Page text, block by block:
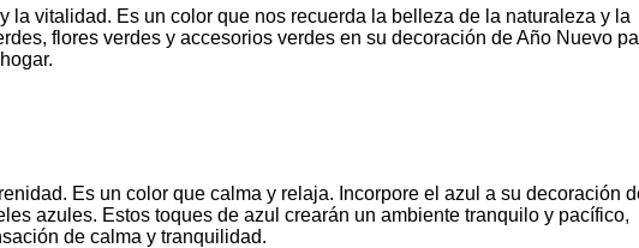
la vitalidad. Es un color que nos recuerda la belleza de la naturaleza y la
flores verdes y accesorios verdes en su decoración de Año Nuevo
Es un color que calma y relaja. Incorpore el azul a su decoración
azules. Estos toques de azul crearán un ambiente tranquilo y pacífico,
de calma y tranquilidad.